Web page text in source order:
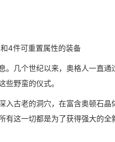
4件可重置属性的装备
。几个世纪以来，奥格人一直
些野蛮的仪式。
入古老的洞穴，在富含奥顿石
有这一切都是为了获得强大的